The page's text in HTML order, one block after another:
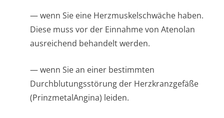
— wenn Sie eine Herzmuskelschwäche haben.
Diese muss vor der Einnahme von Atenolan
ausreichend behandelt werden.
— wenn Sie an einer bestimmten
Durchblutungsstörung der Herzkranzgefäße
(PrinzmetalAngina) leiden.